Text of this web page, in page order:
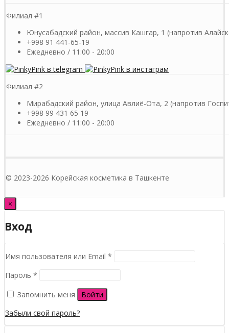
Филиал #1
Юнусабадский район, массив Кашгар, 1 (напротив
+998 91 441-65-19
Ежедневно / 11:00 - 20:00
Филиал #2
Мирабадский район, улица Авлиё-Ота, 2 (напротив
+998 99 431 65 19
Ежедневно / 11:00 - 20:00
© 2023-2026 Корейская косметика в Ташкенте
×
Вход
Имя пользователя или Email *
Пароль *
Запомнить меня
Войти
Забыли свой пароль?